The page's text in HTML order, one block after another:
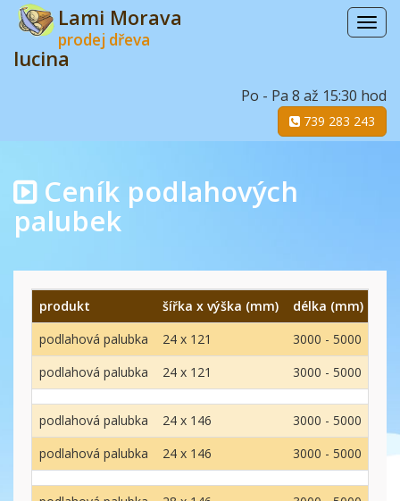
Menu
Lami Morava
prodej dřeva
lucina
Po - Pa 8 až 15:30 hod
739 283 243
Ceník podlahových
palubek
produkt šířka x výška (mm) délka (mm)
podlahová palubka
24 x 121 3000 - 5000
podlahová palubka
24 x 121 3000 - 5000
podlahová palubka 24 x 146 3000 - 5000
podlahová palubka
24 x 146 3000 - 5000